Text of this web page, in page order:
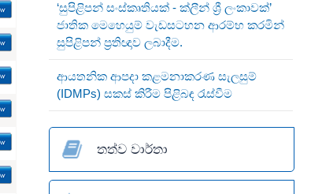
‘සුපිළිපන් සංස්කෘතියක් - ක්ලීන් ශ්‍රී ලංකාවක්’
ජාතික මෙහෙයුම් වැඩසටහන ආරම්භ කරමින්
සුපිළිපන් ප්‍රතිඥාව ලබාදීම.
ආයතනික ආපදා කළමනාකරණ සැලසුම්
(IDMPs) සකස් කිරීම පිළිබඳ රැස්වීම
තත්ව වාර්තා